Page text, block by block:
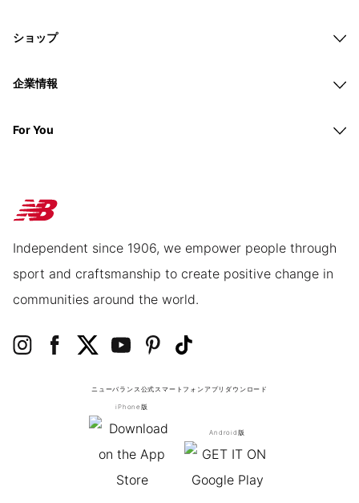
ショップ
企業情報
For You
Independent since 1906, we empower people through
sport and craftsmanship to create positive change in
communities around the world.
ニューバランス公式スマートフォンアプリ ダウンロード
iPhone版
Android版